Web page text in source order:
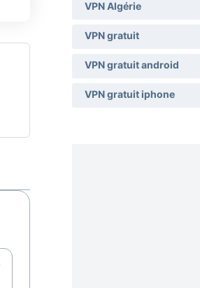
VPN Algérie
VPN gratuit
VPN gratuit android
VPN gratuit iphone